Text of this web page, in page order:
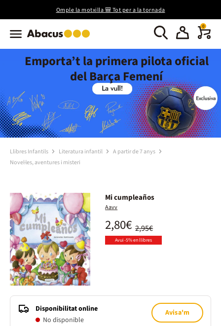
Omple la motxilla 🎒 Tot per a la tornada
0
Emporta’t la primera pilota oficial
del Barça Femení
Llibres Infantils Literatura infantil
A partir de 7 anys
Novel·les, aventures i misteri
Mi cumpleaños
Aavv
2,95€
2,80€
Avui -5% en llibres
Disponibilitat online
No disponible
Avisa'm